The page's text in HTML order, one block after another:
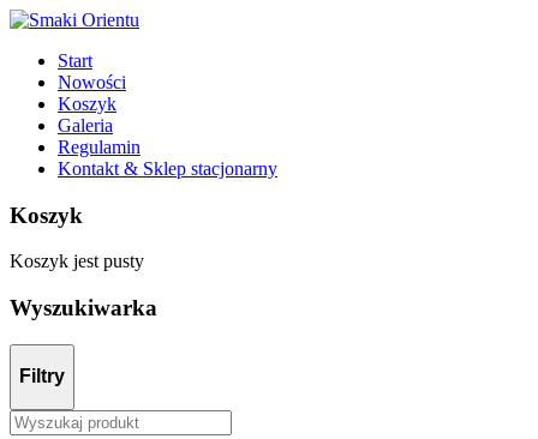
Start
Nowości
Koszyk
Galeria
Regulamin
Kontakt & Sklep stacjonarny
Koszyk
Koszyk jest pusty
Wyszukiwarka
Filtry